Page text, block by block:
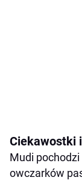
Ciekawostki
Mudi
owczarków